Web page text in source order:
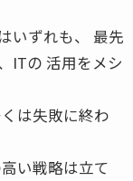
いずれも、 最先
ITの 活用をメシ
は失敗に終わ
い戦略は立て